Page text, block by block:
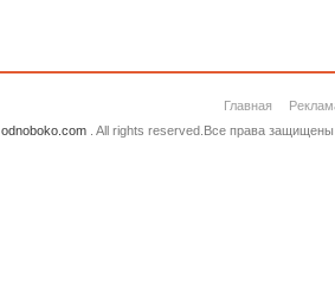
Главная
odnoboko.com. All rights reserved.Все права защищены.